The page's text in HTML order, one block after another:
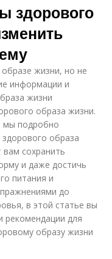
здорового
жизни, но не
информации и
жизни
образа жизни.
мы подробно
образа
сохранить
и даже достичь
питания и
до
в этой статье вы
рекомендации для
образу жизни